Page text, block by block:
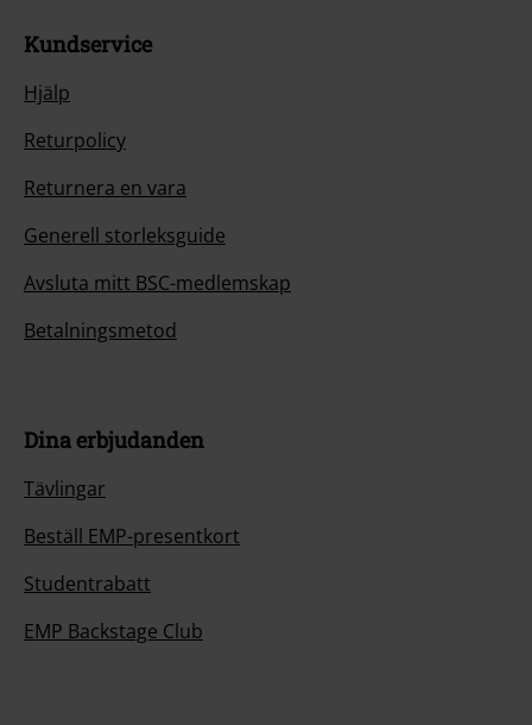
Kundservice
Hjälp
Returpolicy
Returnera en vara
Generell storleksguide
Avsluta mitt BSC-medlemskap
Betalningsmetod
Dina erbjudanden
Tävlingar
Beställ EMP-presentkort
Studentrabatt
EMP Backstage Club